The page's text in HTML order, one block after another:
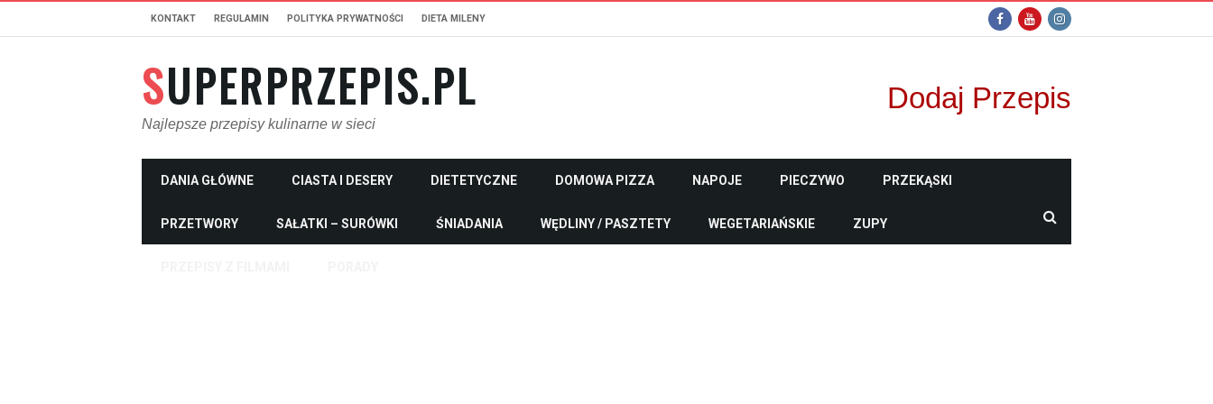
KONTAKT REGULAMIN POLITYKA PRYWATNOŚCI DIETA MILENY
SUPERPRZEPIS.PL
Najlepsze przepisy kulinarne w sieci
Dodaj Przepis
DANIA GŁÓWNE CIASTA I DESERY DIETETYCZNE DOMOWA PIZZA NAPOJE PIECZYWO PRZEKĄSKI
PRZETWORY SAŁATKI – SURÓWKI ŚNIADANIA WĘDLINY / PASZTETY WEGETARIAŃSKIE ZUPY